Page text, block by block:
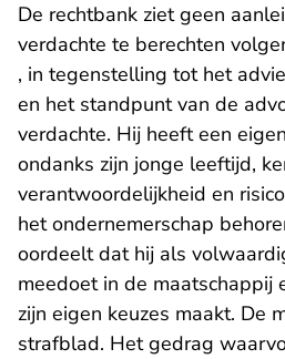
De rechtbank ziet geen
verdachte te berechten
, in tegenstelling tot het
en het standpunt van de
verdachte. Hij heeft een
ondanks zijn jonge leeftijd,
verantwoordelijkheid en
het ondernemerschap
oordeelt dat hij als
meedoet in de maatschappij
zijn eigen keuzes maakt. De
strafblad. Het gedrag